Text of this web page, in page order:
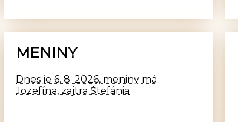
MENINY
Dnes je 6. 8. 2026, meniny má
Jozefína, zajtra Štefánia